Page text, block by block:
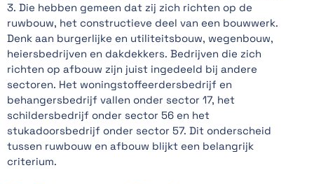
3. Die hebben gemeen dat zij zich richten op de
ruwbouw, het constructieve deel van een bouwwerk.
Denk aan burgerlijke en utiliteitsbouw, wegenbouw,
heiersbedrijven en dakdekkers. Bedrijven die zich
richten op afbouw zijn juist ingedeeld bij andere
sectoren. Het woningstoffeerdersbedrijf en
behangersbedrijf vallen onder sector 17, het
schildersbedrijf onder sector 56 en het
stukadoorsbedrijf onder sector 57. Dit onderscheid
tussen ruwbouw en afbouw blijkt een belangrijk
criterium.